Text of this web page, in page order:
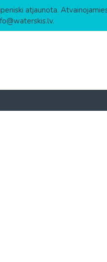
atjaunota.